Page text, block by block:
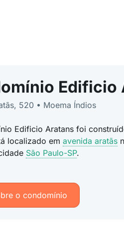
Edificio
520 • Moema Índios
Edificio Aratans foi
localizado em avenida aratãs
São Paulo-SP.
o condomínio